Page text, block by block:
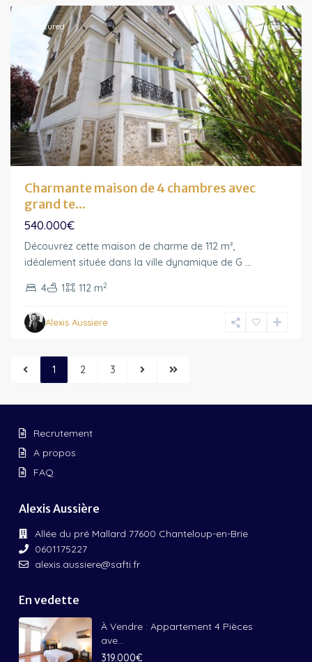
Featured A vendre
Charmante maison de 4 chambres avec
grand te...
540.000€
Découvrez cette maison de charme de 112 m²,
idéalement située dans la ville dynamique de G ...
4 1 112 m2
Alexis Aussiere
1 2 3
Recrutement
A propos
FAQ
Alexis Aussière
Allée du pré Mallard 77600 Chanteloup-en-Brie
0601175227
alexis.aussiere@safti.fr
En vedette
À Vendre : Appartement 4 Pièces
ave...
319.000€